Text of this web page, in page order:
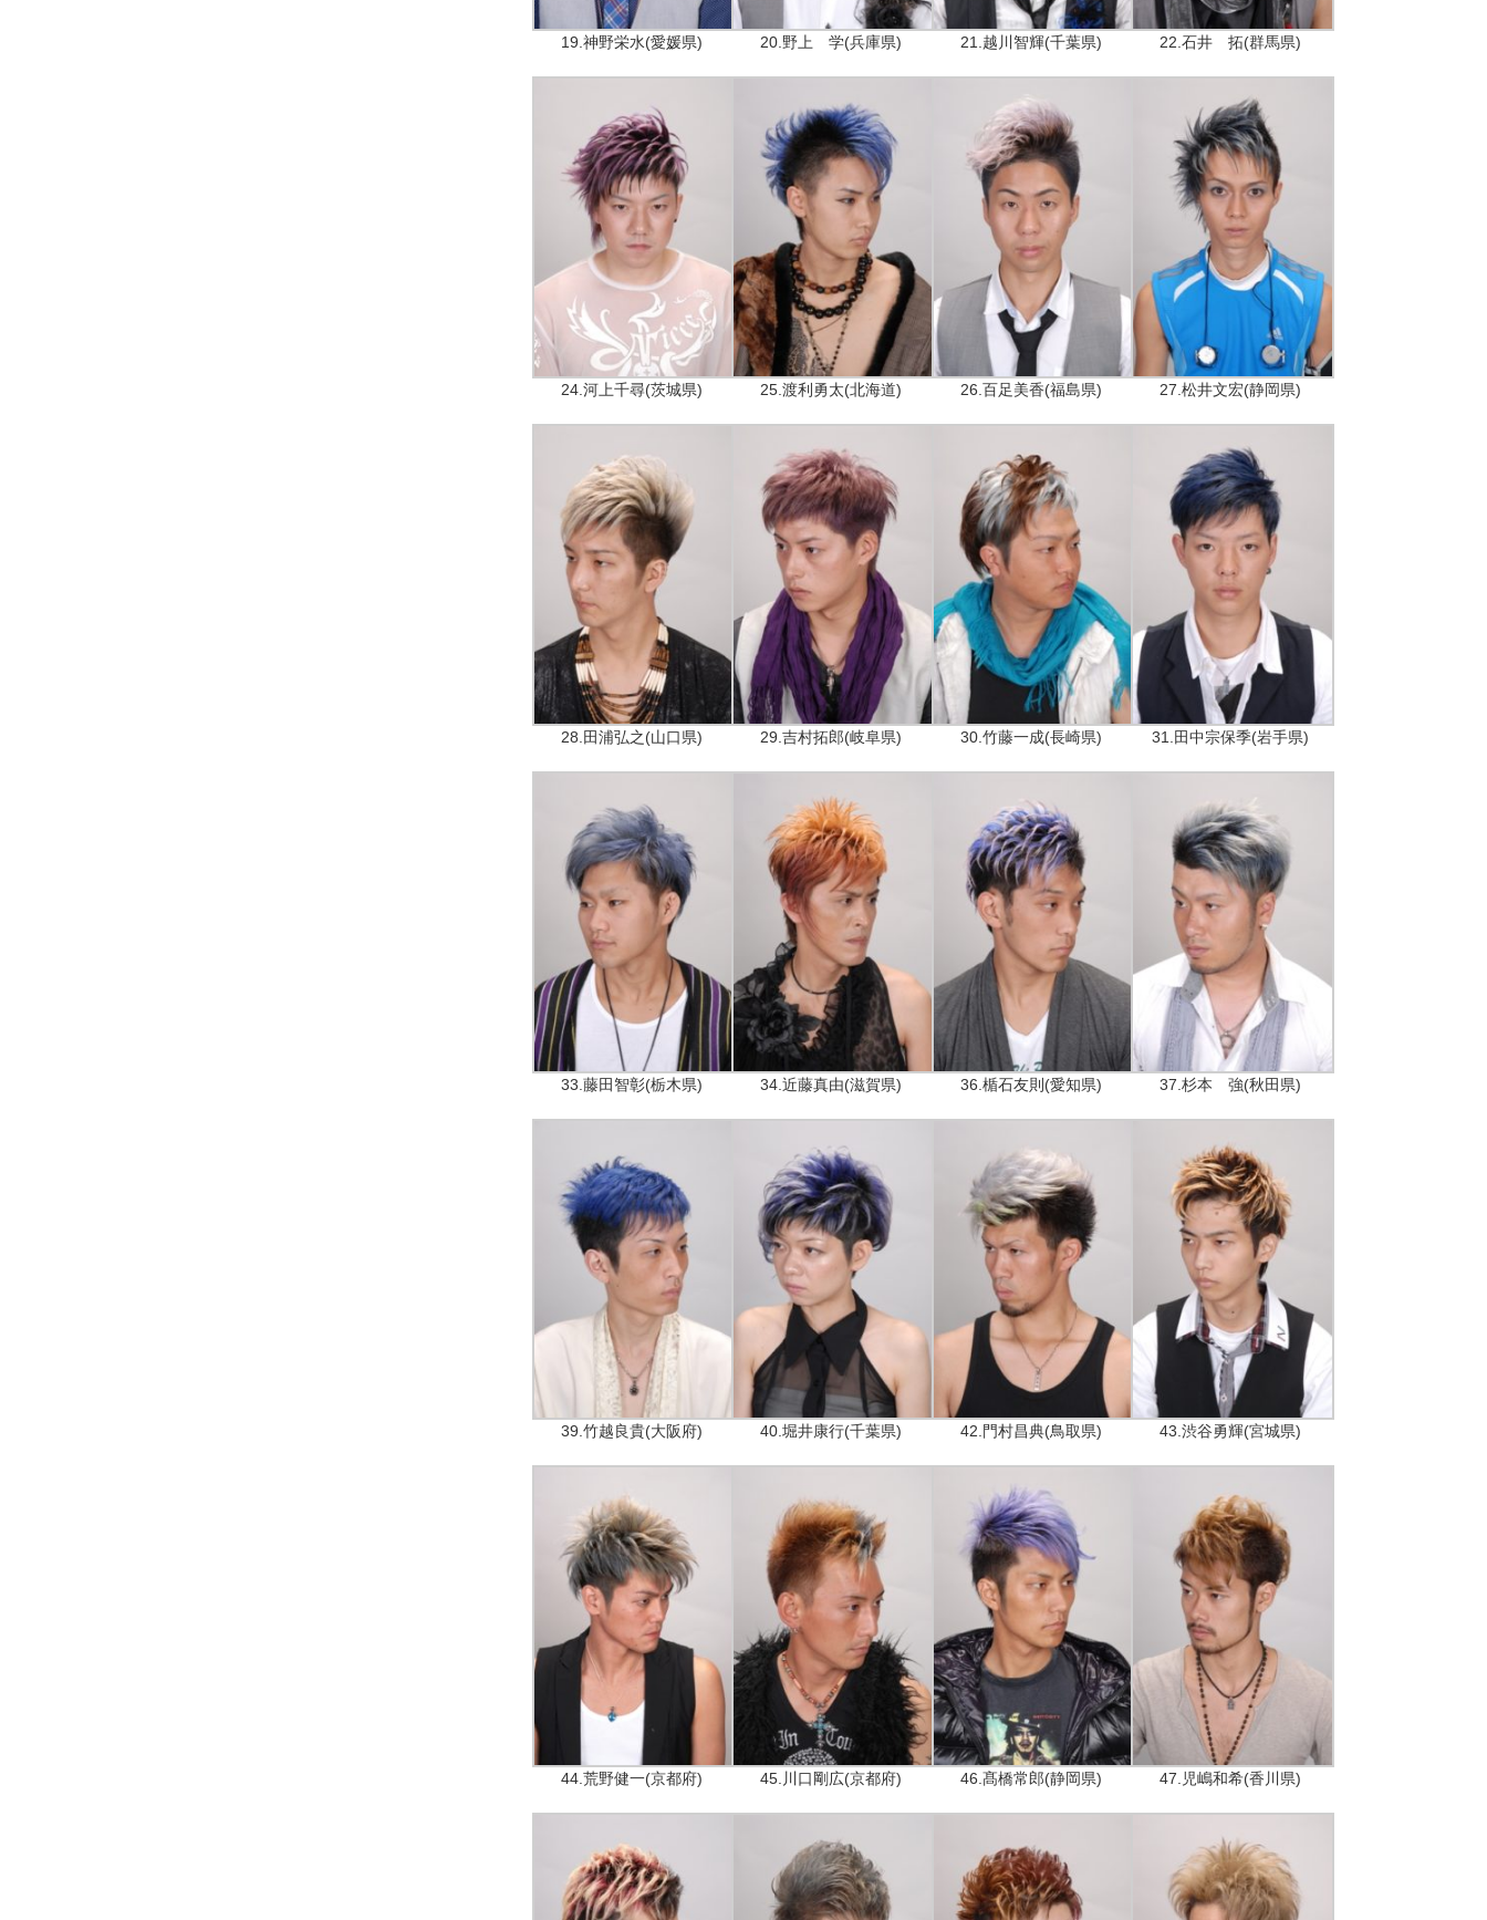
19.神野栄水(愛媛県) 20.野上 学(兵庫県) 21.越川智輝(千葉県) 22.石井 拓(群馬県)
24.河上千尋(茨城県) 25.渡利勇太(北海道) 26.百足美香(福島県) 27.松井文宏(静岡県)
28.田浦弘之(山口県) 29.吉村拓郎(岐阜県) 30.竹藤一成(長崎県) 31.田中宗保季(岩手県)
33.藤田智彰(栃木県) 34.近藤真由(滋賀県) 36.楯石友則(愛知県) 37.杉本 強(秋田県)
39.竹越良貴(大阪府) 40.堀井康行(千葉県) 42.門村昌典(鳥取県) 43.渋谷勇輝(宮城県)
44.荒野健一(京都府) 45.川口剛広(京都府) 46.髙橋常郎(静岡県) 47.児嶋和希(香川県)